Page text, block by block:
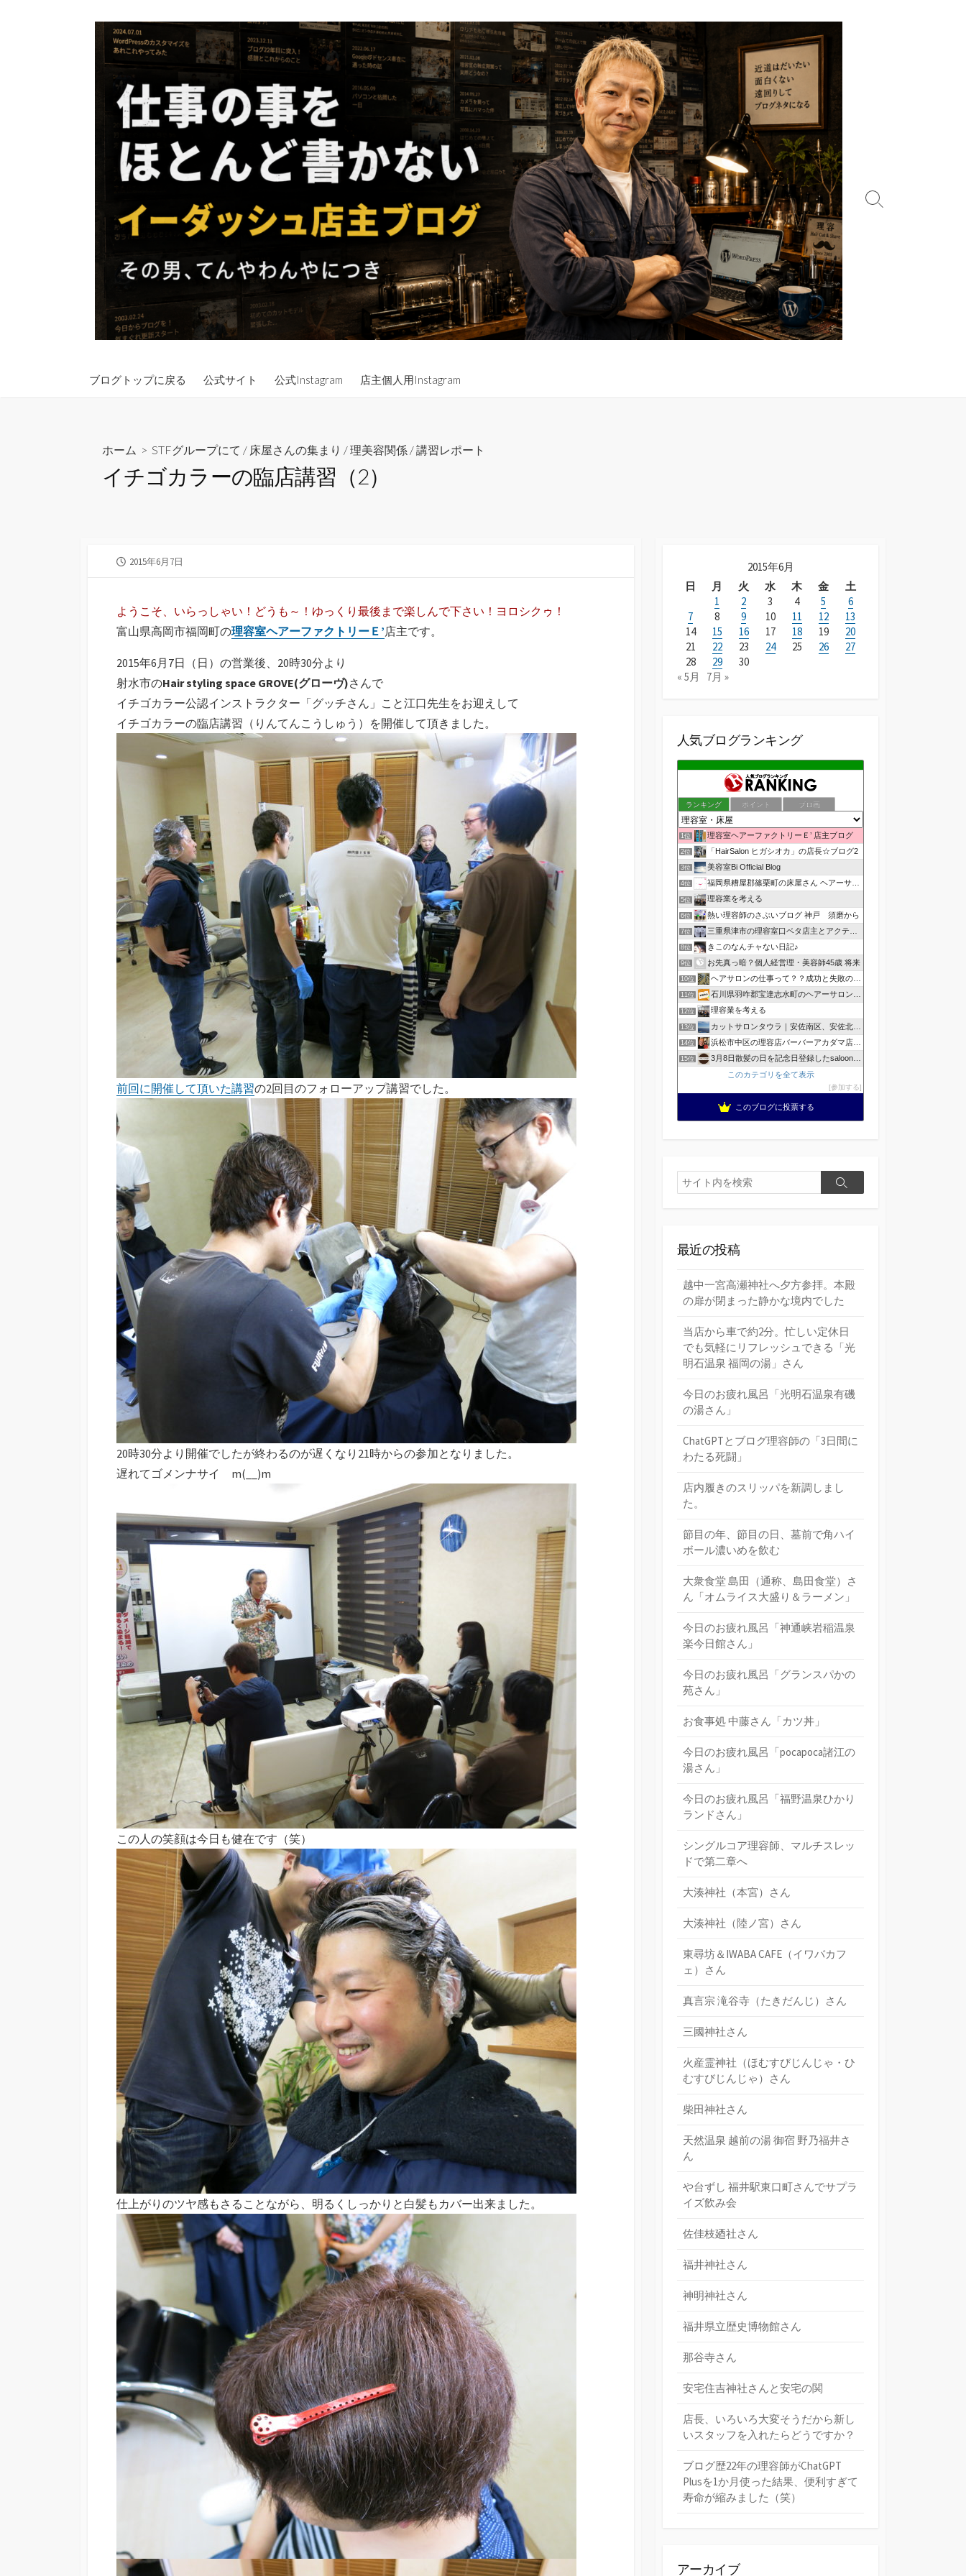
ブログトップに戻る 公式サイト 公式Instagram 店主個人用Instagram
検
ホーム > STFグループにて / 床屋さんの集まり /理美容関係 /講習レポート
イチゴカラーの臨店講習（2）
公
2015年6月7日
ようこそ、いらっしゃい！どうも～！ゆっくり最後まで楽しんで下さい！ヨロシクゥ！
富山県高岡市福岡町の理容室ヘアーファクトリーＥ’店主です。
2015年6月7日（日）の営業後、20時30分より
射水市のHair styling space GROVE(グローヴ)さんで
イチゴカラー公認インストラクター「グッチさん」こと江口先生をお迎えして
イチゴカラーの臨店講習（りんてんこうしゅう）を開催して頂きました。
前回に開催して頂いた講習の2回目のフォローアップ講習でした。
20時30分より開催でしたが終わるのが遅くなり21時からの参加となりました。
遅れてゴメンナサイ m(__)m
この人の笑顔は今日も健在です（笑）
仕上がりのツヤ感もさることながら、明るくしっかりと白髪もカバー出来ました。
2015年6月
日
月 火 水 木 金
土
1
2 3 4 5
6
7
8 9 10 11 12
13
14
15 16 17 18 19
20
21
22 23 24 25 26
27
28
29
30
« 5月
7月 »
人気ブログランキング
ランキング ポイント ブロ画
1位 理容室ヘアーファクトリーＥ’ 店主ブログ
2位 「HairSalon ヒガシオカ」の店長☆ブログ2
3位 美容室Bi Official Blog
4位 福岡県糟屋郡篠栗町の床屋さん ヘアーサロン１２３公式ブログ
5位 理容業を考える
6位 熱い理容師のさぶいブログ 神戸 須磨から
7位 三重県津市の理容室口ベタ店主とアクティブ嫁のblog
8位 きこのなんチャない日記♪
9位 お先真っ暗？個人経営理・美容師45歳 将来
10位 ヘアサロンの仕事って？？成功と失敗の覚悟！
11位 石川県羽咋郡宝達志水町のヘアーサロン ホープヘアーズ
12位 理容業を考える
13位 カットサロンタウラ｜安佐南区、安佐北区の理美容院
14位 浜松市中区の理容店バーバーアカダマ店主が書く
15位
3月8日散髪の日を記念日登録したsaloonhair
このカテゴリを全て表示
参加する
このブログに投票する
検
索
検
最近の投稿
越中一宮高瀬神社へ夕方参拝。本殿
の扉が閉まった静かな境内でした
当店から車で約2分。忙しい定休日
でも気軽にリフレッシュできる「光
明石温泉 福岡の湯」さん
今日のお疲れ風呂「光明石温泉有磯
の湯さん」
ChatGPTとブログ理容師の「3日間に
わたる死闘」
店内履きのスリッパを新調しまし
た。
節目の年、節目の日、墓前で角ハイ
ボール濃いめを飲む
大衆食堂 島田（通称、島田食堂）さ
ん「オムライス大盛り＆ラーメン」
今日のお疲れ風呂「神通峡岩稲温泉
楽今日館さん」
今日のお疲れ風呂「グランスパかの
苑さん」
お食事処 中藤さん「カツ丼」
今日のお疲れ風呂「pocapoca諸江の
湯さん」
今日のお疲れ風呂「福野温泉ひかり
ランドさん」
シングルコア理容師、マルチスレッ
ドで第二章へ
大湊神社（本宮）さん
大湊神社（陸ノ宮）さん
東尋坊＆IWABA CAFE（イワバカフ
ェ）さん
真言宗 滝谷寺（たきだんじ）さん
三國神社さん
火産霊神社（ほむすびじんじゃ・ひ
むすびじんじゃ）さん
柴田神社さん
天然温泉 越前の湯 御宿 野乃福井さ
ん
や台ずし 福井駅東口町さんでサプラ
イズ飲み会
佐佳枝廼社さん
福井神社さん
神明神社さん
福井県立歴史博物館さん
那谷寺さん
安宅住吉神社さんと安宅の関
店長、いろいろ大変そうだから新し
いスタッフを入れたらどうですか？
ブログ歴22年の理容師がChatGPT
Plusを1か月使った結果、便利すぎて
寿命が縮みました（笑）
アーカイブ